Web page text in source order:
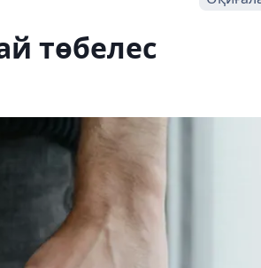
төбелес